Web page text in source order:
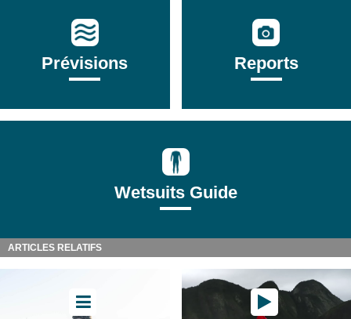
Prévisions Reports
Wetsuits Guide
ARTICLES RELATIFS